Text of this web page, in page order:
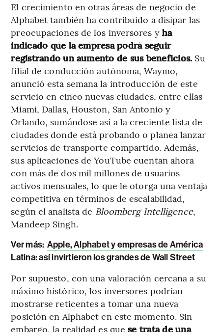
El crecimiento en otras áreas de negocio de
Alphabet también ha contribuido a disipar las
preocupaciones de los inversores y ha
indicado que la empresa podrá seguir
registrando un aumento de sus beneficios. Su
filial de conducción autónoma, Waymo,
anunció esta semana la introducción de este
servicio en cinco nuevas ciudades, entre ellas
Miami, Dallas, Houston, San Antonio y
Orlando, sumándose así a la creciente lista de
ciudades donde está probando o planea lanzar
servicios de transporte compartido. Además,
sus aplicaciones de YouTube cuentan ahora
con más de dos mil millones de usuarios
activos mensuales, lo que le otorga una ventaja
competitiva en términos de escalabilidad,
según el analista de Bloomberg Intelligence,
Mandeep Singh.
Ver más: Apple, Alphabet y empresas de América
Latina: así invirtieron los grandes de Wall Street
Por supuesto, con una valoración cercana a su
máximo histórico, los inversores podrían
mostrarse reticentes a tomar una nueva
posición en Alphabet en este momento. Sin
embargo, la realidad es quese trata de una